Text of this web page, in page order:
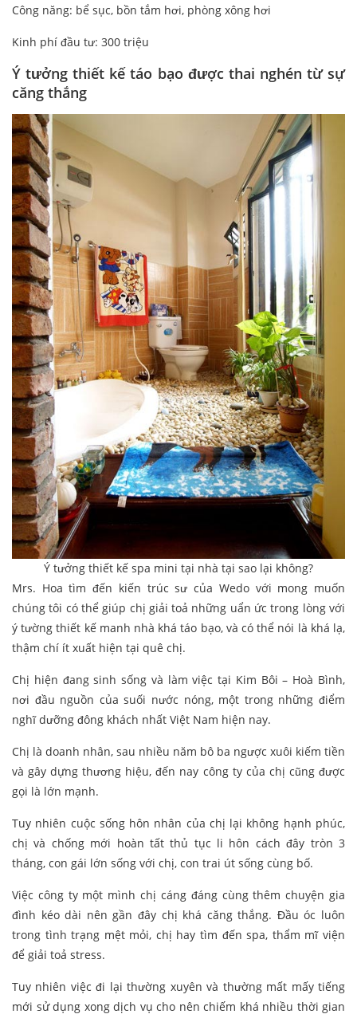
Công năng: bể sục, bồn tắm hơi, phòng xông hơi
Kinh phí đầu tư: 300 triệu
Ý tưởng thiết kế táo bạo được thai nghén từ sự
căng thắng
Ý tưởng thiết kế spa mini tại nhà tại sao lại không?
Mrs. Hoa tìm đến kiến trúc sư của Wedo với mong muốn
chúng tôi có thể giúp chị giải toả những uẩn ức trong lòng với
ý tường thiết kế manh nhà khá táo bạo, và có thể nói là khá lạ,
thậm chí ít xuất hiện tại quê chị.
Chị hiện đang sinh sống và làm việc tại Kim Bôi – Hoà Bình,
nơi đầu nguồn của suối nước nóng, một trong những điểm
nghĩ dưỡng đông khách nhất Việt Nam hiện nay.
Chị là doanh nhân, sau nhiều năm bô ba ngược xuôi kiếm tiền
và gây dựng thương hiệu, đến nay công ty của chị cũng được
gọi là lớn mạnh.
Tuy nhiên cuộc sống hôn nhân của chị lại không hạnh phúc,
chị và chống mới hoàn tất thủ tục li hôn cách đây tròn 3
tháng, con gái lớn sống với chị, con trai út sống cùng bố.
Việc công ty một mình chị cáng đáng cùng thêm chuyện gia
đình kéo dài nên gần đây chị khá căng thắng. Đầu óc luôn
trong tình trạng mệt mỏi, chị hay tìm đến spa, thẩm mĩ viện
để giải toả stress.
Tuy nhiên việc đi lại thường xuyên và thường mất mấy tiếng
mới sử dụng xong dịch vụ cho nên chiếm khá nhiều thời gian